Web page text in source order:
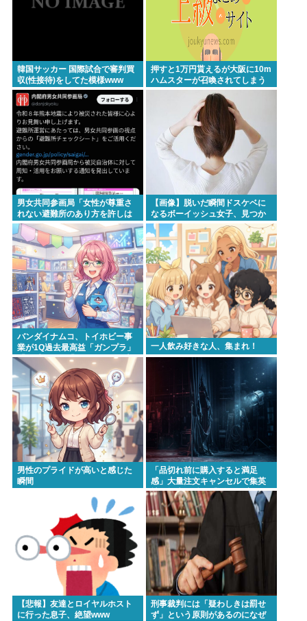
どおじみたいのが電話してんだろな
ビニコンの店員がいらっしゃいませー！言わないか
ら本社にクレームいれてやりましたよ！www
Powered by livedoor 相互RSS
韓国サッカー 国際試合で審判買
収(性接待)をしてた模様www
押すと1万円貰えるが大阪に10m
ハムスターが召喚されてしまう
ボタン
男女共同参画局「女性が尊重さ
れない避難所のあり方を許しは
しません、このチェックシート
を必ず遵守してください」
【画像】脱いだ瞬間ドスケベに
なるボーイッシュ女子、見つか
るwww
バンダイナムコ、トイホビー事
業が1Q過去最高益「ガンプラ」
「一番くじ」「トレカ」など大
人向け商材好調で
一人飲み好きな人、集まれ！
男性のプライドが高いと感じた
瞬間
「品切れ前に購入すると満足
感」大量注文キャンセルで集英
社の損失43億円 業務を妨害した
疑いで32歳女を逮捕
【悲報】友達とロイヤルホスト
に行った息子、絶望www
刑事裁判には「疑わしきは罰せ
ず」という原則があるのになぜ